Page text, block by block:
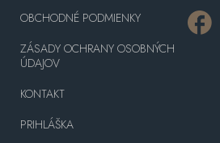
OBCHODNÉ PODMIENKY
ZÁSADY OCHRANY OSOBNÝCH
ÚDAJOV
KONTAKT
PRIHLÁŠKA